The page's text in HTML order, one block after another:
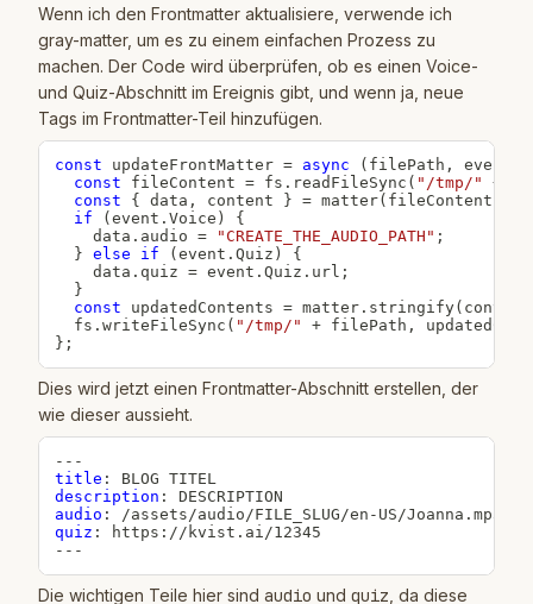
Wenn ich den Frontmatter aktualisiere, verwende ich
gray-matter, um es zu einem einfachen Prozess zu
machen. Der Code wird überprüfen, ob es einen Voice-
und Quiz-Abschnitt im Ereignis gibt, und wenn ja, neue
Tags im Frontmatter-Teil hinzufügen.
const updateFrontMatter = async ( filePath , event
const fileContent = fs . readFileSync ( "/tmp/" +
const
{ data , content } = matter( fileContent
if
( event . Voice )
{
    data
. audio = "CREATE_THE_AUDIO_PATH" ;
} else if ( event . Quiz )
{
    data
. quiz = event . Quiz . url ;
}
const updatedContents = matter. stringify( content
  fs
. writeFileSync ( "/tmp/" + filePath ,
} ;
Dies wird jetzt einen Frontmatter-Abschnitt erstellen, der
wie dieser aussieht.
---
title :
BLOG TITEL
description :
audio : /assets/audio/FILE_SLUG/en -
quiz : https : //kvist.ai/12345
---
Die wichtigen Teile hier sind audio und quiz , da diese